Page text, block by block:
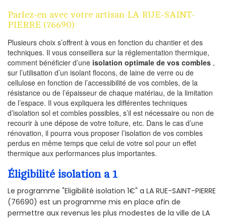
Parlez-en avec votre artisan LA RUE-SAINT-
PIERRE (76690)
Plusieurs choix s’offrent à vous en fonction du chantier et des
techniques. Il vous conseillera sur la réglementation thermique,
comment bénéficier d’une isolation optimale de vos combles ,
sur l’utilisation d’un isolant flocons, de laine de verre ou de
cellulose en fonction de l’accessibilité de vos combles, de la
résistance ou de l’épaisseur de chaque matériau, de la limitation
de l’espace. Il vous expliquera les différentes techniques
d’isolation sol et combles possibles, s’il est nécessaire ou non de
recourir à une dépose de votre toiture, etc. Dans le cas d’une
rénovation, il pourra vous proposer l’isolation de vos combles
perdus en même temps que celui de votre sol pour un effet
thermique aux performances plus importantes.
Éligibilité isolation a 1
Le programme "Eligibilité isolation 1€" a LA RUE-SAINT-PIERRE
(76690) est un programme mis en place afin de
permettre aux revenus les plus modestes de la ville de LA